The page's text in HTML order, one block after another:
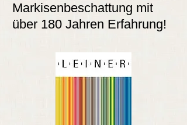
Markisenbeschattung mit
über 180 Jahren Erfahrung!